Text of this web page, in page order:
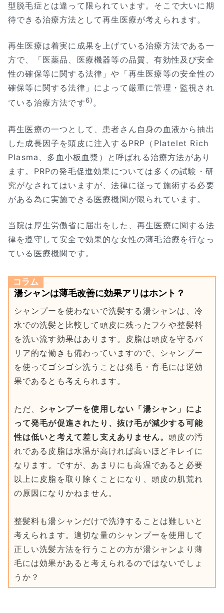
型脱毛症とは違って限られています。そこで大いに期
待できる治療方法として再生医療が考えられます。
再生医療は着実に成果を上げている治療方法である一
方で、「医薬品、医療機器等の品質、有効性及び安全
性の確保等に関する法律」や「再生医療等の安全性の
確保等に関する法律」によって厳重に管理・監視され
ている治療方法です6)。
再生医療の一つとして、患者さん自身の血液から抽出
した成長因子を頭皮に注入するPRP（Platelet Rich
Plasma、多血小板血漿）と呼ばれる治療方法があり
ます。PRPの発毛促進効果については多くの試験・研
究がなされてはいますが、法律に従って施術する必要
がある為に実施できる医療機関が限られています。
当院は厚生労働省に届出をした、再生医療に関する法
律を遵守して安全で効果的な女性の薄毛治療を行なっ
ている医療機関です。
コラム
湯シャンは薄毛改善に効果アリはホント？
シャンプーを使わないで洗髪する湯シャンは、冷
水での洗髪と比較して頭皮に残ったフケや整髪料
を洗い流す効果はあります。皮脂は頭皮を守るバ
リア的な働きも備わっていますので、シャンプー
を使ってゴシゴシ洗うことは発毛・育毛には逆効
果であるとも考えられます。
ただ、 シャンプーを使用しない「湯シャン」によ
って発毛が促進されたり、抜け毛が減少する可能
性は低いと考えて差し支えありません。頭皮の汚
れである皮脂は水温が高ければ高いほどキレイに
なります。ですが、あまりにも高温であると必要
以上に皮脂を取り除くことになり、頭皮の肌荒れ
の原因になりかねません。
整髪料も湯シャンだけで洗浄することは難しいと
考えられます。適切な量のシャンプーを使用して
正しい洗髪方法を行うことの方が湯シャンより薄
毛には効果があると考えられるのではないでしょ
うか？